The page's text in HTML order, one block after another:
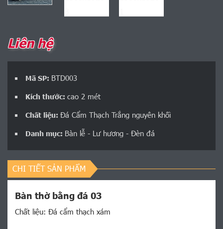
Liên hệ
Mã SP: BTD003
Kích thước: cao 2 mét
Chất liệu: Đá Cẩm Thạch Trắng nguyên khối
Danh mục: Bàn lễ - Lư hương - Đèn đá
CHI TIẾT SẢN PHẨM
Bàn thờ bằng đá 03
Chất liệu: Đá cẩm thạch xám